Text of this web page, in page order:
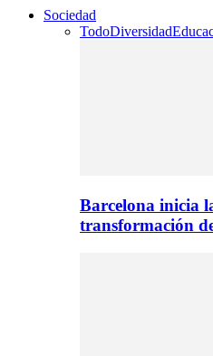
Sociedad
TodoDiversidad
Barcelona inicia
transformación